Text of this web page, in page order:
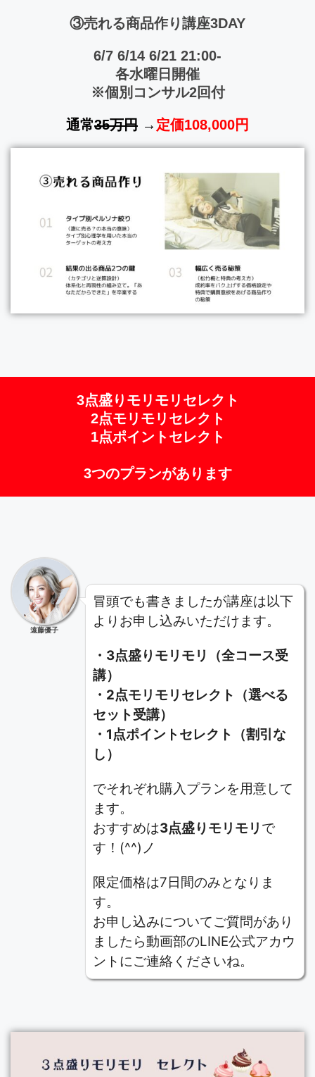
③売れる商品作り講座3DAY
6/7 6/14 6/21 21:00-
各水曜日開催
※個別コンサル2回付
通常35万円 → 定価108,000円
3点盛りモリモリセレクト
2点モリモリセレクト
1点ポイントセレクト
3つのプランがあります
遠藤優子
冒頭でも書きましたが講座は以下
よりお申し込みいただけます。
・3点盛りモリモリ（全コース受
講）
・2点モリモリセレクト（選べる
セット受講）
・1点ポイントセレクト（割引な
し）
でそれぞれ購入プランを用意して
ます。
おすすめは3点盛りモリモリ で
す！(^^)ノ
限定価格は7日間のみとなりま
す。
お申し込みについてご質問があり
ましたら動画部のLINE公式アカウ
ントにご連絡くださいね。